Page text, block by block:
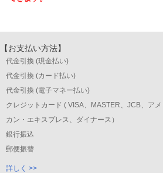
【お支払い方法】
代金引換 (現金払い)
代金引換 (カード払い)
代金引換 (電子マネー払い)
クレジットカード ( VISA、MASTER、JCB、アメ
カン・エキスプレス、ダイナース）
銀行振込
郵便振替
詳しく >>